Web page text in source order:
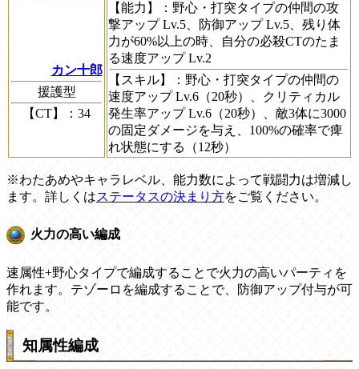
カン十郎
援護型
【CT】
：34
【能力】
：野心・打突タイプの仲間の攻
撃アップ Lv.5、防御アップ Lv.5、残り体
力が60%以上の時、自分の必殺CTのたま
る速度アップ Lv.2
【スキル】
：野心・打突タイプの仲間の
速度アップ Lv.6（20秒）、クリティカル
発生率アップ Lv.6（20秒）、敵3体に3000
の固定ダメージを与え、100%の確率で痺
れ状態にする（12秒）
※わたあめやキャラレベル、能力数によって戦闘力は増減し
ます。詳しくはステータスの決まり方をご覧ください。
火力の高い編成
速属性+野心タイプで編成することで火力の高いパーティを
作れます。テゾーロを編成することで、防御アップ付与が可
能です。
知属性編成